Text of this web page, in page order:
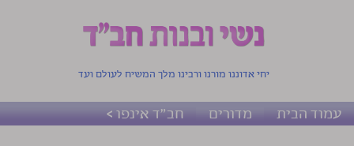
יחי אדוננו מורנו ורבינו מלך המשיח לעולם ועד
עמוד הבית מדורים חב"ד אינפו >